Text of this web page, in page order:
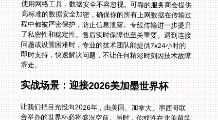
使用网络工具，数据安全不容忽视。可靠的服务商会提供
高标准的数据安全加密，确保你的所有上网数据在传输过
程中都被严密保护，防止信息泄露。专线传输进一步提升
了私密性和稳定性。售后实时保障也至关重要。遇到连接
问题或设置困难时，专业的技术团队能提供7x24小时的
即时支持，快速解决问题，不让任何精彩时刻因技术故障
溜走。
实战场景：迎接2026美加墨世界杯
让我们把目光投向2026年，由美国、加拿大、墨西哥联
合举办的世界杯必将盛况空前。届时，你或许在北美留学
或工作，渴望通过熟悉的央视解说感受比赛氛围。有了功
能全面的回国加速器，场景将完全不同。你可以提前打开
设备，连接上加速器的智能推荐线路。比赛开始，流畅进
入咪咕视频的直播间，享受中文解说的激情洋溢。无论你
是想关注“在国外看世界杯墨西哥 vs 韩国当前地区不可播
放”这样的焦点战，还是任何一场小组赛，高清无延迟的
画面都将伴随始终。多端同享让你可以在客厅大屏上看比
赛，同时用手机在社群和国内朋友畅聊战况，完全融入国